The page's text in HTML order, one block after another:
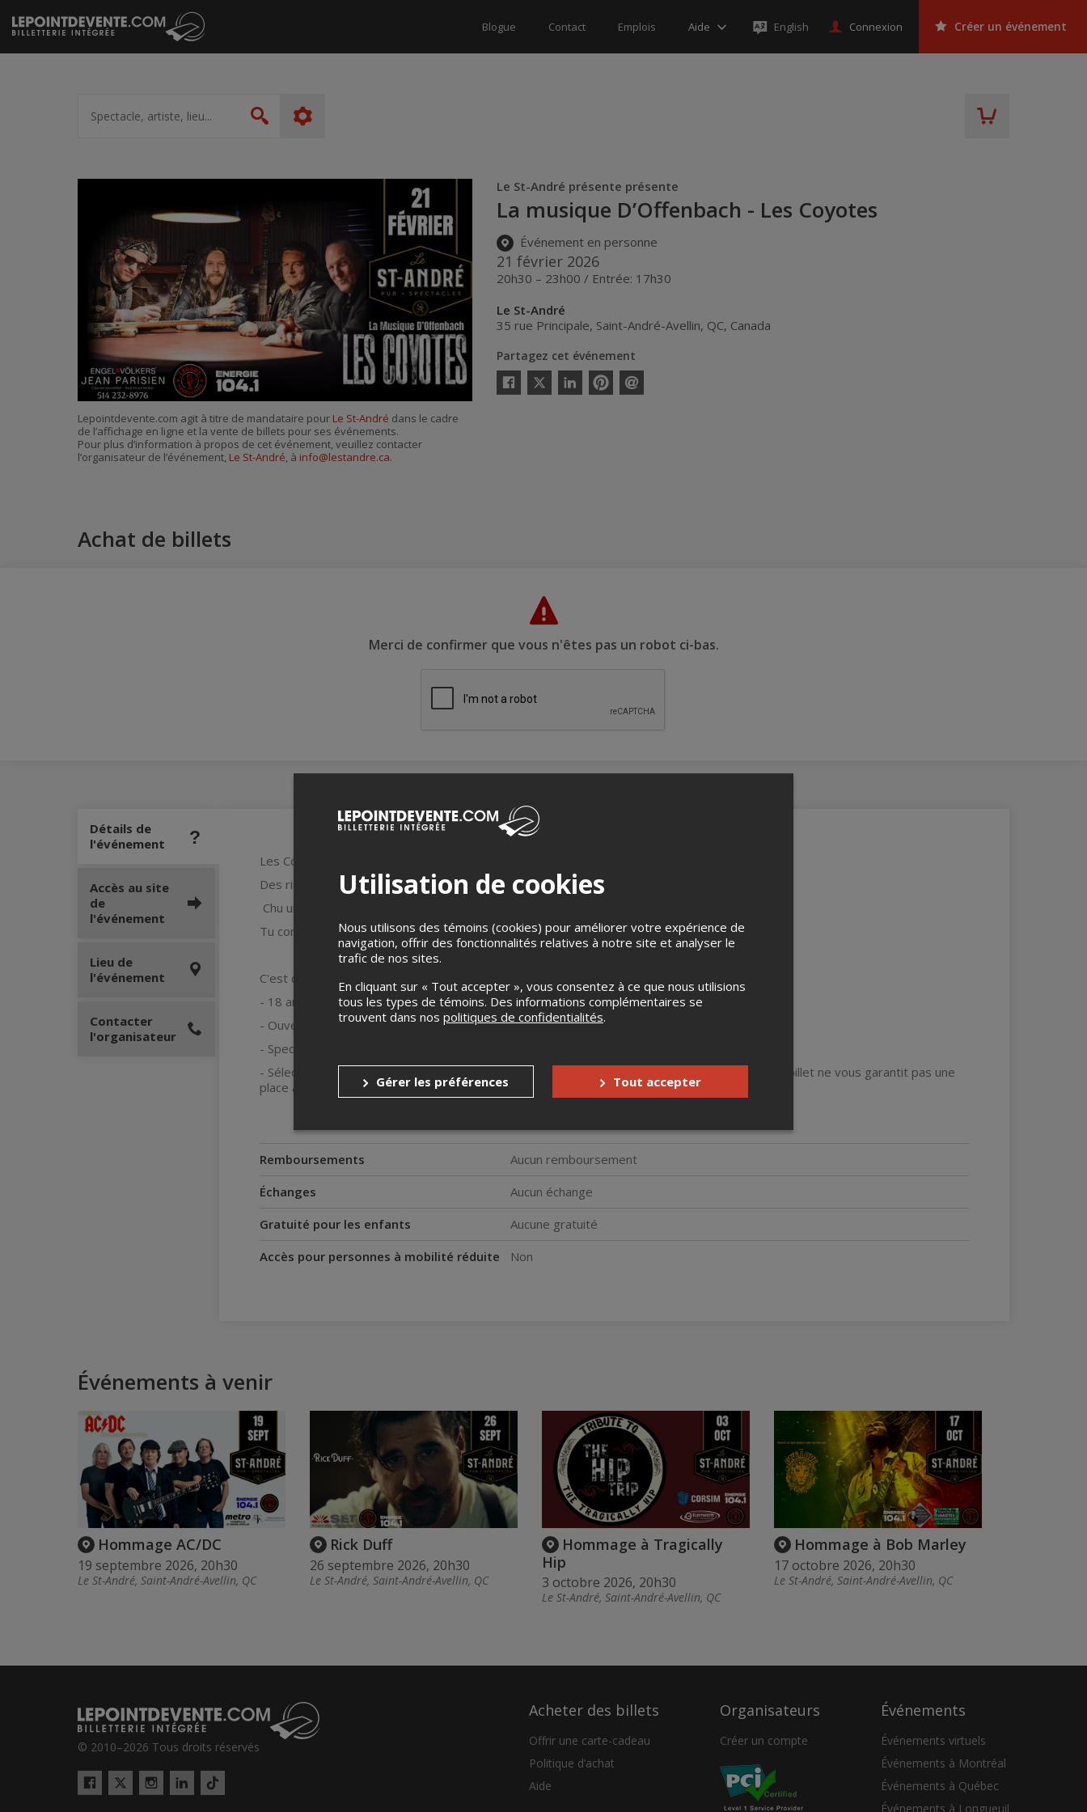
Passer
au
contenu
Blogue Contact Emplois Aide English Connexion Créer un événement
artiste,
lieu...
Rechercher
Le St-André présente présente
La musique D’Offenbach - Les Coyotes
Événement en personne
21 février 2026
20h30 – 23h00 / Entrée: 17h30
Le St-André
35 rue Principale, Saint-André-Avellin, QC, Canada
Partagez cet événement
Facebook
Twitter
LinkedinPinterestEnvoyer
Lepointdevente.com agit à titre de mandataire pour Le St-André dans le cadre
de l’affichage en ligne et la vente de billets pour ses événements.
Pour plus d’information à propos de cet événement, veuillez contacter
l’organisateur de l’événement, Le St-André, à info@lestandre.ca.
Achat de billets
Merci de confirmer que vous n'êtes pas un robot ci-bas.
Détails de
l'événement
Les Coyotes débarquent au St-André avec la musique légendaire d’Offenbach
Des riffs cultes, une énergie crue et une soirée qui sent le rock québécois à plein nez.
Chu un rocker, Mes blues passent pu dans’ porte, Promenade sur Mars…
Tu connais. Tu chantes. Tu tripes.
C'est dans un esprit de Pub / Bar cabaret que nous vous recevons le soir du spectacle.
- 18 ans &+
- Ouverture des portes : 17:30
- Spectacle : 20h30
- Sélection des places: Premier arrivé, premier servi. Il est important de savoir que l’achat d’un billet ne vous garantit pas une
place assise.
Remboursements
Aucun remboursement
Échanges
Aucun échange
Gratuité pour les enfants
Aucune gratuité
Accès pour personnes à mobilité réduite
Non
Accès au site
de
l'événement
Lieu de
l'événement
Contacter
l'organisateur
Événements à venir
Hommage AC/DC
19 septembre 2026, 20h30
Le St-André, Saint-André-Avellin, QC
Rick Duff
26 septembre 2026, 20h30
Le St-André, Saint-André-Avellin, QC
Hommage à Tragically
Hip
3 octobre 2026, 20h30
Le St-André, Saint-André-Avellin, QC
Hommage à Bob Marley
17 octobre 2026, 20h30
Le St-André, Saint-André-Avellin, QC
© 2010–2026 Tous droits réservés
Facebook
Twitter
InstagramLinkedIn
Tiktok
Acheter des billets
Offrir une carte-cadeau
Politique d’achat
Aide
Organisateurs
Créer un compte
Événements
Événements virtuels
Événements à Montréal
Événements à Québec
Événements à Longueuil
Utilisation de cookies
Nous utilisons des témoins (cookies) pour améliorer votre expérience de
navigation, offrir des fonctionnalités relatives à notre site et analyser le
trafic de nos sites.
En cliquant sur « Tout accepter », vous consentez à ce que nous utilisions
tous les types de témoins. Des informations complémentaires se
trouvent dans nos politiques de confidentialités.
Gérer les préférences Tout accepter